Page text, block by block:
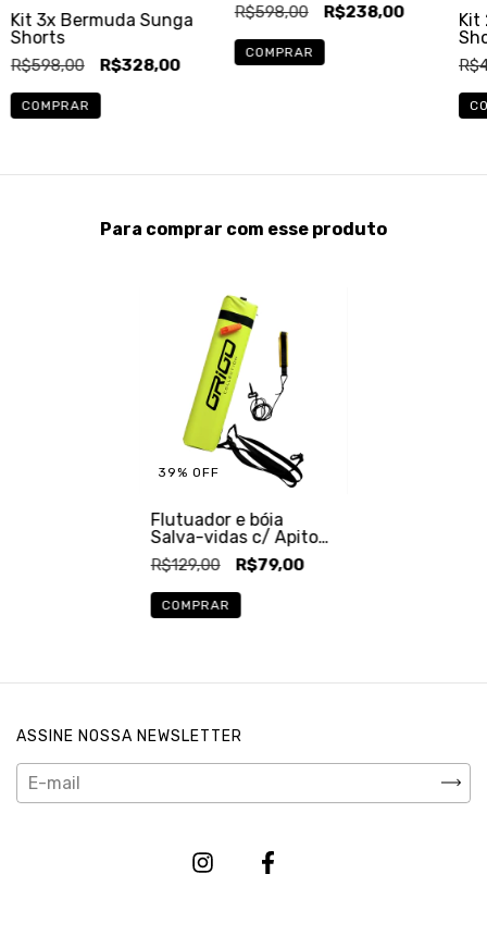
Kit 3x Bermuda Sunga
Shorts
R$598,00 R$328,00
COMPRAR
R$598,00 R$238,00
COMPRAR
Kit
Para comprar com esse produto
39% OFF
Flutuador e bóia
Salva-vidas c/ Apito
para Mar e Piscina
R$129,00 R$79,00
ASSINE NOSSA NEWSLETTER